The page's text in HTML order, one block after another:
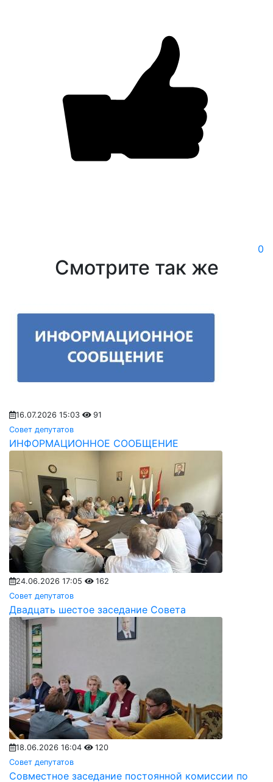
0
Смотрите так же
16.07.2026 15:03
91
Совет депутатов
ИНФОРМАЦИОННОЕ СООБЩЕНИЕ
24.06.2026 17:05
162
Совет депутатов
Двадцать шестое заседание Совета
18.06.2026 16:04
120
Совет депутатов
Совместное заседание постоянной комиссии по